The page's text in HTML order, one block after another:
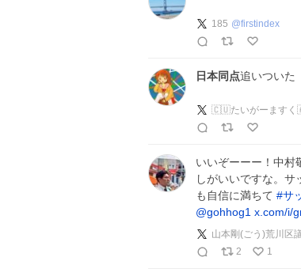
185 @firstindex
日本同点追いついた
🇨🇺たいがーます
いいぞーーー！中村
しがいいですな。
も自信に満ちて #サ
@gohhog1 x.com/i/
山本剛(ごう)荒川区
2
1